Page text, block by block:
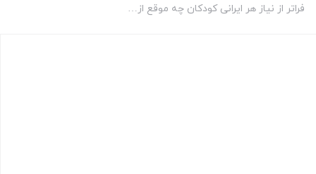
فراتر از نیاز هر ایرانی کودکان چه موقع از…